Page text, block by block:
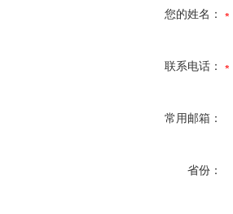
您的姓名：
联系电话：
常用邮箱：
省份：